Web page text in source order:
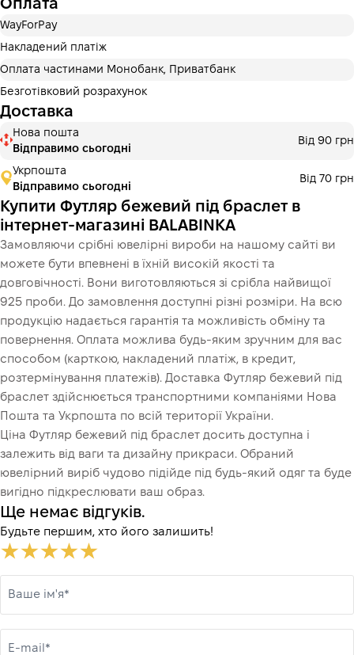
Оплату можна розділити на 2 або 3 платежі. Без
додаткових комісій для покупців. Кількість платежів
обирається на кроці оплати в корзині.
х 216.67 ₴ = 650 ₴
Це ще не оформлення кредитного договору. Ви просто
переходите до наступного кроку.
Оплата
WayForPay
Накладений платіж
Оплата частинами Монобанк, Приватбанк
Безготівковий розрахунок
Доставка
Нова пошта
Відправимо сьогодні
Від 90 грн
Укрпошта
Відправимо сьогодні
Від 70 грн
Купити Футляр бежевий під браслет в
інтернет-магазині BALABINKA
Замовляючи срібні ювелірні вироби на нашому сайті ви
можете бути впевнені в їхній високій якості та
довговічності. Вони виготовляються зі срібла найвищої
925 проби. До замовлення доступні різні розміри. На всю
продукцію надається гарантія та можливість обміну та
повернення. Оплата можлива будь-яким зручним для вас
способом (карткою, накладений платіж, в кредит,
розтермінування платежів). Доставка Футляр бежевий під
браслет здійснюється транспортними компаніями Нова
Пошта та Укрпошта по всій території України.
Ціна Футляр бежевий під браслет досить доступна і
залежить від ваги та дизайну прикраси. Обраний
ювелірний виріб чудово підійде під будь-який одяг та буде
вигідно підкреслювати ваш образ.
Ще немає відгуків.
Будьте першим, хто його залишить!
Ваше ім'я*
E-mail*